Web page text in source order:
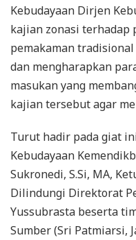
Kebudayaan Dirjen
kajian zonasi terhadap
pemakaman
dan mengharapkan
masukan yang
kajian tersebut agar
Turut hadir pada giat
Kebudayaan
Sukronedi, S.Si, MA,
Dilindungi Direktorat
Yussubrasta beserta
Sumber (Sri Patmiarsi,